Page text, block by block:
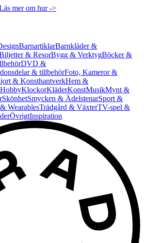
mer om hur ->
BarnartiklarBarnkläder &
& ResorBygg & VerktygBöcker &
DVD &
& tillbehörFoto, Kameror &
& KonsthantverkHem &
HobbyKlockorKläderKonstMusikMynt &
SkönhetSmycken & ÄdelstenarSport &
WearablesTrädgård & VäxterTV-spel &
ÖvrigtInspiration